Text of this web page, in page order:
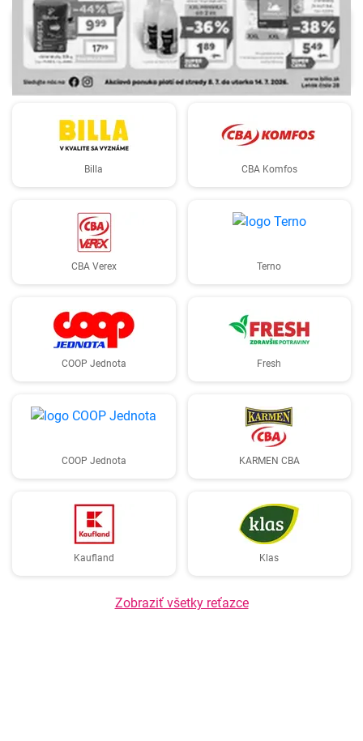
Aupark Žilina SC, a.s. Biedronka
Billa CBA Komfos
CBA Verex Terno
COOP Jednota Fresh
COOP Jednota KARMEN CBA
Kaufland Klas
Zobraziť všetky reťazce